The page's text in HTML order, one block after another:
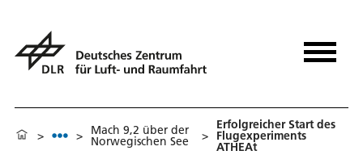
> > Mach 9,2 über der
Norwegischen See >
Erfolgreicher Start des
Flugexperiments
ATHEAt